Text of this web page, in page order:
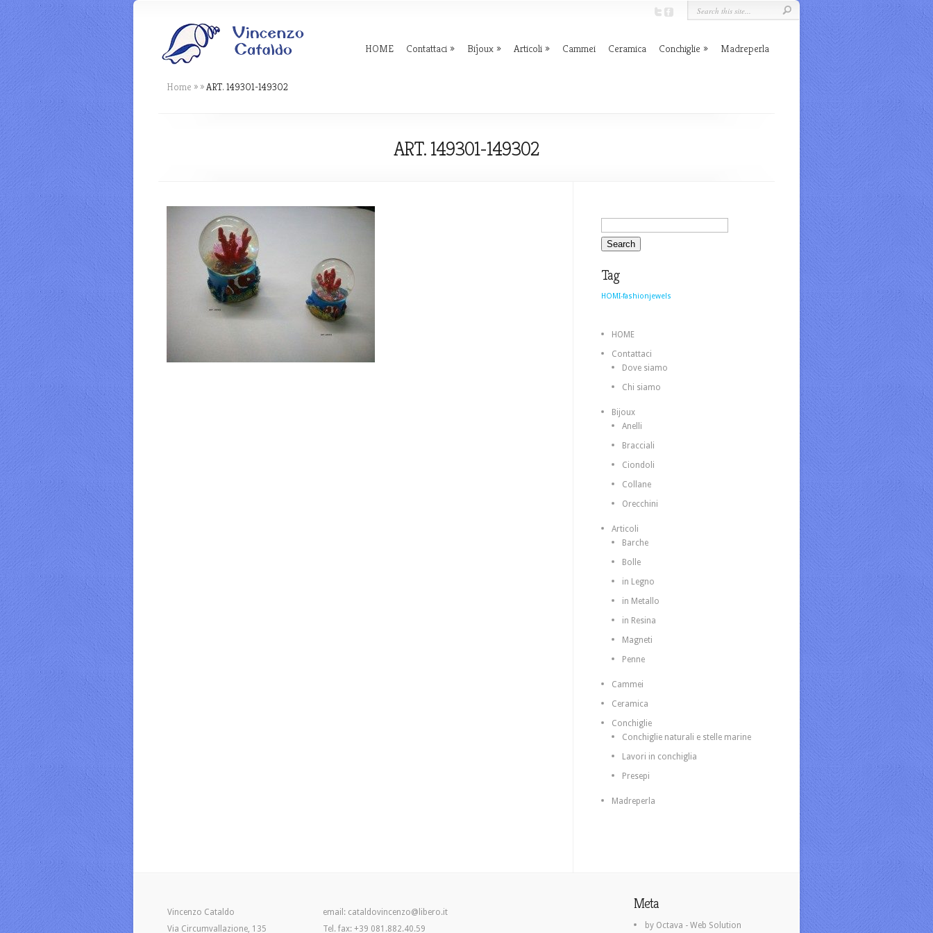
HOME Contattaci Bijoux Articoli Cammei Ceramica Conchiglie Madreperla
Home » »ART. 149301-149302
ART. 149301-149302
Tag
HOMI-fashionjewels
HOME
Contattaci
Dove siamo
Chi siamo
Bijoux
Anelli
Bracciali
Ciondoli
Collane
Orecchini
Articoli
Barche
Bolle
in Legno
in Metallo
in Resina
Magneti
Penne
Cammei
Ceramica
Conchiglie
Conchiglie naturali e stelle marine
Lavori in conchiglia
Presepi
Madreperla
Vincenzo Cataldo
Via Circumvallazione, 135
email: cataldovincenzo@libero.it
Tel. fax: +39 081.882.40.59
Meta
by Octava - Web Solution